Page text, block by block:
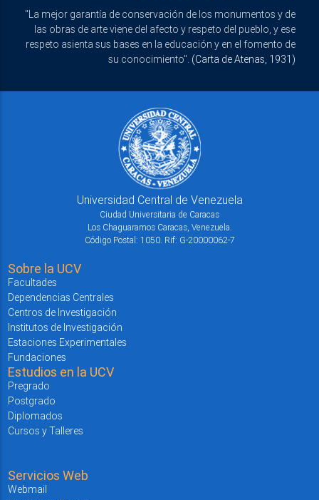
"La mejor garantía de conservación de los monumentos y de
las obras de arte viene del afecto y respeto del pueblo, y ese
respeto asienta sus bases en la educación y en el fomento de
su conocimiento". (Carta de Atenas, 1931)
Universidad Central de Venezuela
Ciudad Universitaria de Caracas
Los Chaguaramos Caracas, Venezuela.
Código Postal: 1050. Rif: G-20000062-7
Sobre la UCV
Facultades
Dependencias Centrales
Centros de Investigación
Institutos de Investigación
Estaciones Experimentales
Fundaciones
Estudios en la UCV
Pregrado
Postgrado
Diplomados
Cursos y Talleres
Servicios Web
Webmail